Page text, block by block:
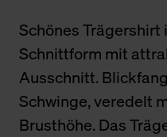
Schönes
Schnittform mit
Ausschnitt.
Schwinge, veredelt
Brusthöhe. Das